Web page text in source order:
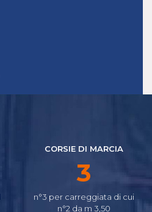
CORSIE DI MARCIA
4
n°3 per carreggiata di cui
n°2 da m 3,50